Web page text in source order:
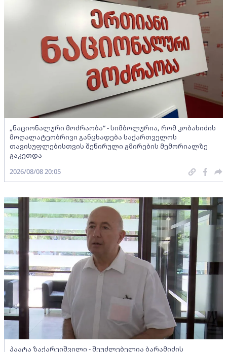
„ნაციონალური მოძრაობა“ - სიმბოლურია, რომ კობახიძის
მოღალატეობრივი განცხადება საქართველოს
თავისუფლებისთვის შეწირული გმირების მემორიალზე
გაკეთდა
2026/08/08 20:05
პაატა ზაქარეიშვილი - შეუძლებელია ბარამიძის